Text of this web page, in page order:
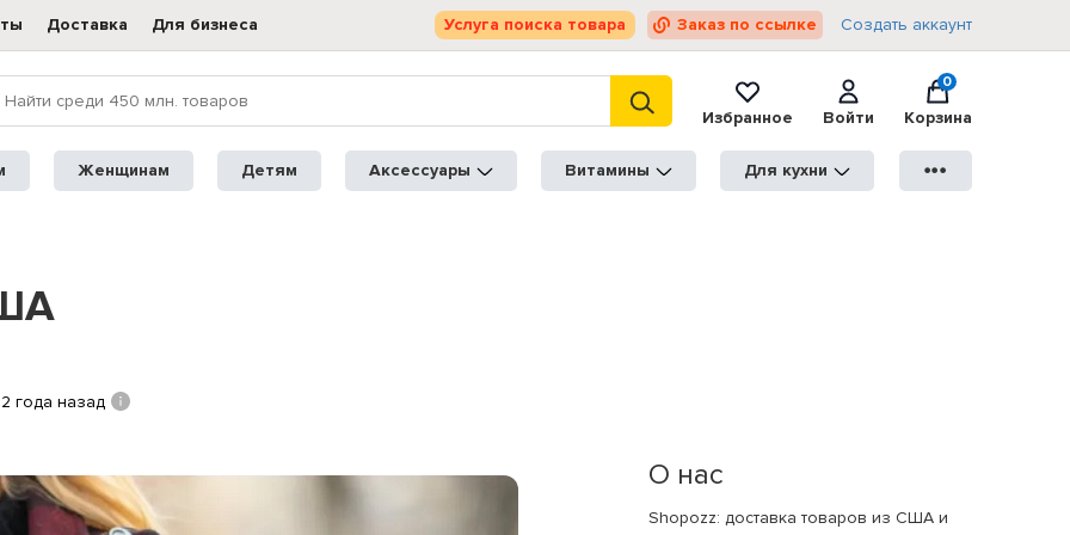
Доставка Для бизнеса Услуга поиска товара Заказ по ссылке Создать аккаунт
Избранное Войти
0
Корзина
Женщинам Детям Аксессуары Витамины Для кухни ●●●
2 года назад
О нас
Shopozz: доставка товаров из США и